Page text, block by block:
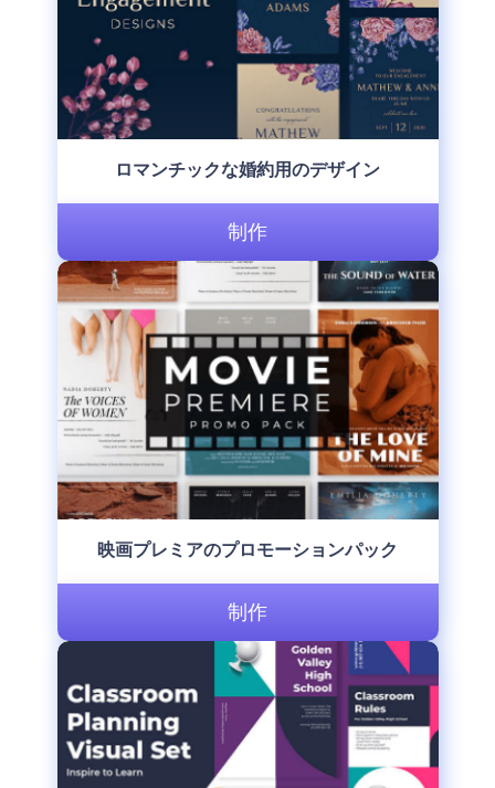
ロマンチックな婚約用のデザイン
制作
映画プレミアのプロモーションパック
制作